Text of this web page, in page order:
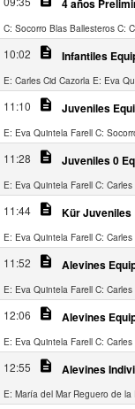
4 años
C: Socorro Blas Ballesteros C:
10:02 description Infantiles
E: Carles Cid Cazorla E: Eva
11:10 description Juveniles
E: Eva Quintela Farell C:
11:28 description Juveniles 0
E: Eva Quintela Farell C:
11:44 description Kür Juveniles
E: Eva Quintela Farell C:
11:52 description Alevines
E: Eva Quintela Farell C:
12:06 description Alevines
E: Eva Quintela Farell C:
12:55 description Alevines
E: María del Mar Reguero de la